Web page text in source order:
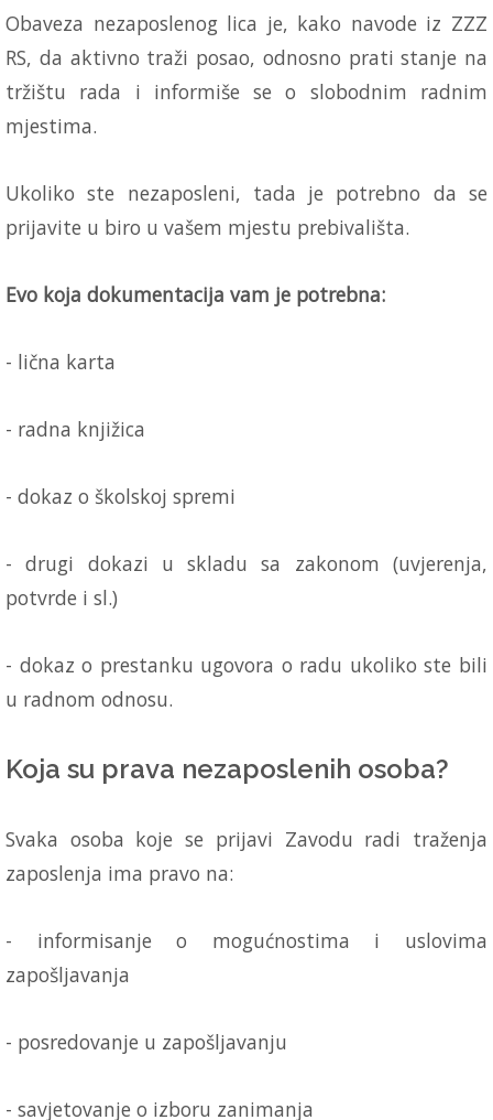
Obaveza nezaposlenog lica je, kako navode iz ZZZ
RS, da aktivno traži posao, odnosno prati stanje na
tržištu rada i informiše se o slobodnim radnim
mjestima.
Ukoliko ste nezaposleni, tada je potrebno da se
prijavite u biro u vašem mjestu prebivališta.
Evo koja dokumentacija vam je potrebna:
- lična karta
- radna knjižica
- dokaz o školskoj spremi
- drugi dokazi u skladu sa zakonom (uvjerenja,
potvrde i sl.)
- dokaz o prestanku ugovora o radu ukoliko ste bili
u radnom odnosu.
Koja su prava nezaposlenih osoba?
Svaka osoba koje se prijavi Zavodu radi traženja
zaposlenja ima pravo na:
- informisanje o mogućnostima i uslovima
zapošljavanja
- posredovanje u zapošljavanju
- savjetovanje o izboru zanimanja